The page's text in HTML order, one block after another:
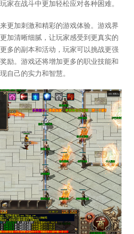
家在战斗中更加轻松应对各种困难。
更加刺激和精彩的游戏体验。游戏界
加清晰细腻，让玩家感受到更真实的
多的副本和活动，玩家可以挑战更强
励。游戏还将增加更多的职业技能和
自己的实力和智慧。